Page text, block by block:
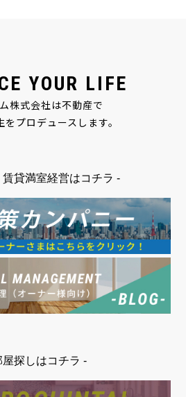
YOUR LIFE
株式会社は不動産で
プロデュースします。
貸満室経営はコチラ -
屋探しはコチラ -